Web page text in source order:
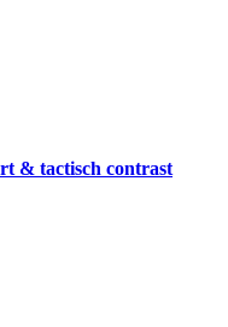
& tactisch contrast